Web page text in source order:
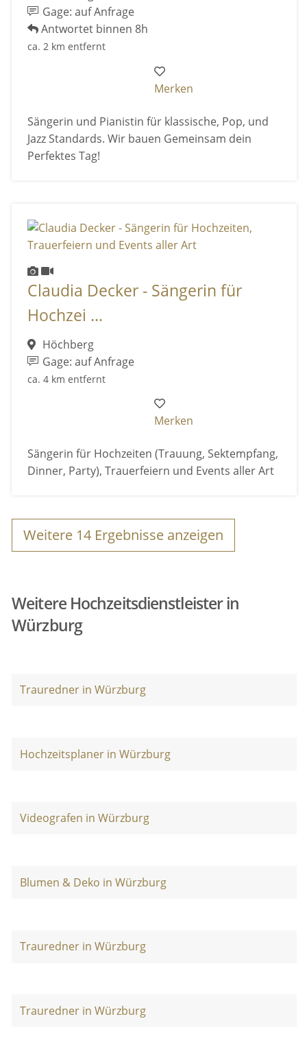
Gage: auf Anfrage
Antwortet binnen 8h
ca. 2 km entfernt
Merken
Sängerin und Pianistin für klassische, Pop, und
Jazz Standards. Wir bauen Gemeinsam dein
Perfektes Tag!
Claudia Decker - Sängerin für
Hochzei ...
Höchberg
Gage: auf Anfrage
ca. 4 km entfernt
Merken
Sängerin für Hochzeiten (Trauung, Sektempfang,
Dinner, Party), Trauerfeiern und Events aller Art
Weitere 14 Ergebnisse anzeigen
Weitere Hochzeitsdienstleister in
Würzburg
Trauredner in Würzburg
Hochzeitsplaner in Würzburg
Videografen in Würzburg
Blumen & Deko in Würzburg
Trauredner in Würzburg
Trauredner in Würzburg